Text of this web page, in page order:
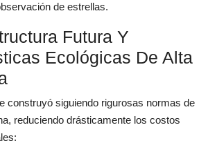
de estrellas.
Futura Y
Ecológicas De Alta
construyó siguiendo rigurosas normas de
reduciendo drásticamente los costos